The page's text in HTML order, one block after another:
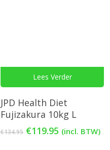
Lees Verder
JPD Health Diet
Fujizakura 10kg L
€134.95 Oorspronkelijke
€119.95 Huidige
(incl. BTW)